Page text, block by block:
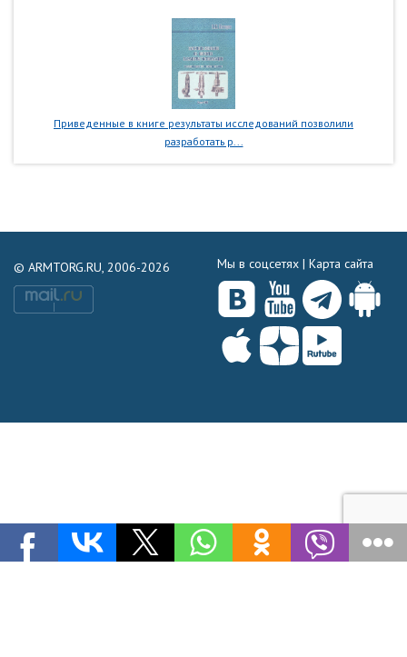
Приведенные в книге результаты исследований позволили
разработать р...
© ARMTORG.RU, 2006-2026 Мы в соцсетях | Карта сайта